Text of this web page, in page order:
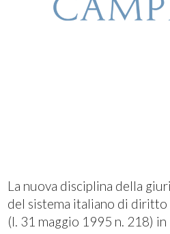
La nuova disciplina della
del sistema italiano di
(l. 31 maggio 1995 n. 218)